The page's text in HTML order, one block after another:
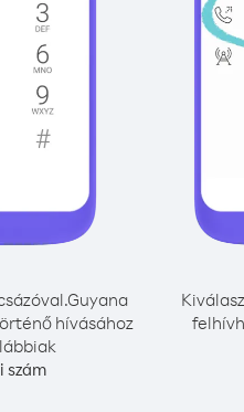
Guyana
hívásához
szám